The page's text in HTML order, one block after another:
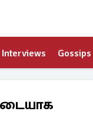
Interviews Gossips